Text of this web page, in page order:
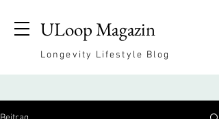
ULoop Magazin
Longevity Lifestyle Blog